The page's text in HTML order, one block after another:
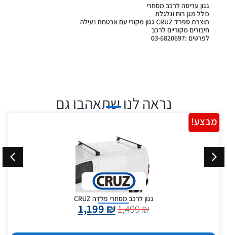
גגון עריסה לרכב מסחרי
כולל מגן רוח וגלגלת
תוצרת ספרד CRUZ גגון מקורי עם אבטחת נעילה
חיבורים מקוריים לרכב
לפרטים :03-6820697
נראה לנו שתאהבו גם
גגון לרכב מסחרי פלדה CRUZ
1,499₪
1,199 ₪
מבצע!